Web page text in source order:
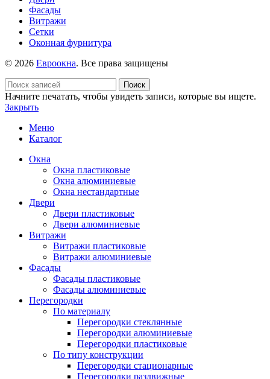
Фасады
Витражи
Сетки
Оконная фурнитура
© 2026 Евроокна. Все права защищены
Поиск
Начните печатать, чтобы увидеть записи, которые вы ищете.
Закрыть
Меню
Каталог
Окна
Окна пластиковые
Окна алюминиевые
Окна нестандартные
Двери
Двери пластиковые
Двери алюминиевые
Витражи
Витражи пластиковые
Витражи алюминиевые
Фасады
Фасады пластиковые
Фасады алюминиевые
Перегородки
По материалу
Перегородки стеклянные
Перегородки алюминиевые
Перегородки пластиковые
По типу конструкции
Перегородки стационарные
Перегородки раздвижные